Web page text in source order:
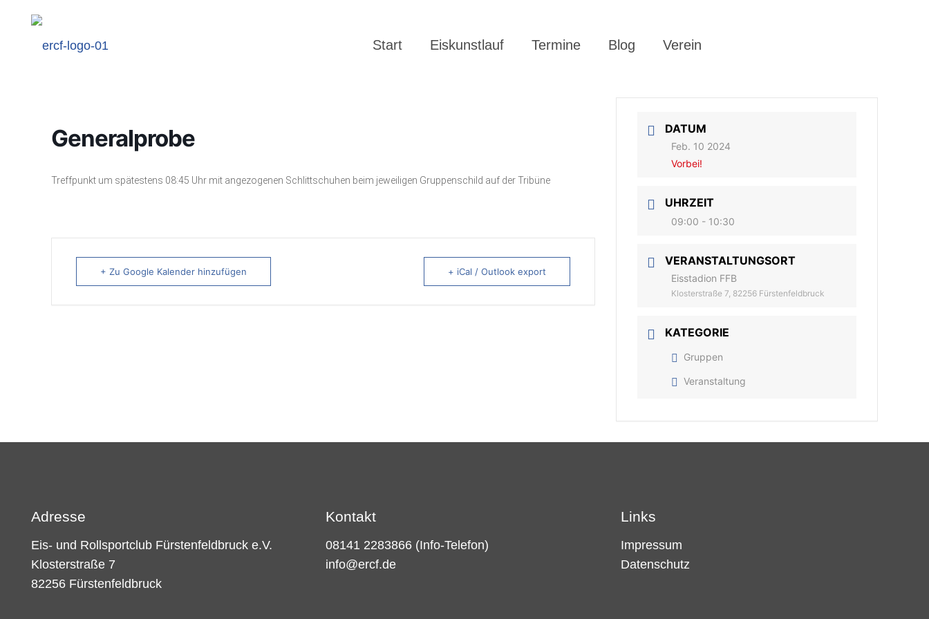
Start Eiskunstlauf Termine Blog Verein
Generalprobe
Treffpunkt um spätestens 08:45 Uhr mit angezogenen Schlittschuhen beim jeweiligen Gruppenschild auf der Tribüne
+ Zu Google Kalender hinzufügen + iCal / Outlook export
DATUM
Feb. 10 2024
Vorbei!
UHRZEIT
09:00 - 10:30
VERANSTALTUNGSORT
Eisstadion FFB
Klosterstraße 7, 82256 Fürstenfeldbruck
KATEGORIE
Gruppen
Veranstaltung
Adresse
Eis- und Rollsportclub Fürstenfeldbruck e.V.
Klosterstraße 7
82256 Fürstenfeldbruck
Kontakt
08141 2283866 (Info-Telefon)
info@ercf.de
Links
Impressum
Datenschutz